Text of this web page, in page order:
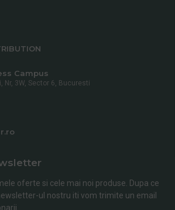
Campus
Nr, 3W, Sector 6, Bucuresti
oferte si cele mai noi produse. Dupa ce
ul nostru iti vom trimite un email